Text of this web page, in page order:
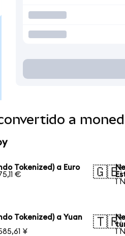
a
Tokenized) a Euro
€
🇬🇧
1
Tokenized) a Yuan
¥
🇹🇷
1